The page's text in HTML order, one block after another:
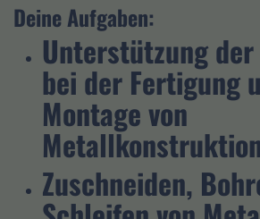
Deine Aufgaben:
Unterstützung
bei der Fertigung
Montage von
Zuschneiden,